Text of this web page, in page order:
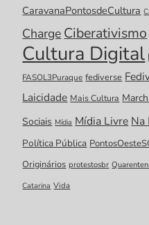
CaravanaPontosdeCultura
Charge Ciberativismo
Cultura Digital
FASOL3Puraque fediverse
Laicidade Mais Cultura
Sociais Mídia Mídia Livre Na
Política Pública
Originários protestosbr
Catarina Vida